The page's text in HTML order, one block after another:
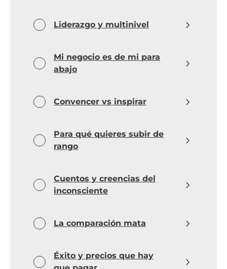
Liderazgo y multinivel
Mi negocio es de mi para
abajo
Convencer vs inspirar
Para qué quieres subir de
rango
Cuentos y creencias del
inconsciente
La comparación mata
Éxito y precios que hay